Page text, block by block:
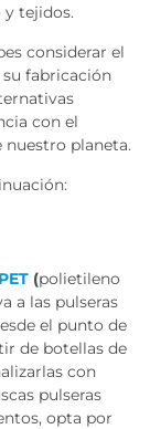
tejidos.
considerar el
fabricación
con el
planeta.
PET (polietileno
a las pulseras
el punto de
de botellas de
con
pulseras
opta por